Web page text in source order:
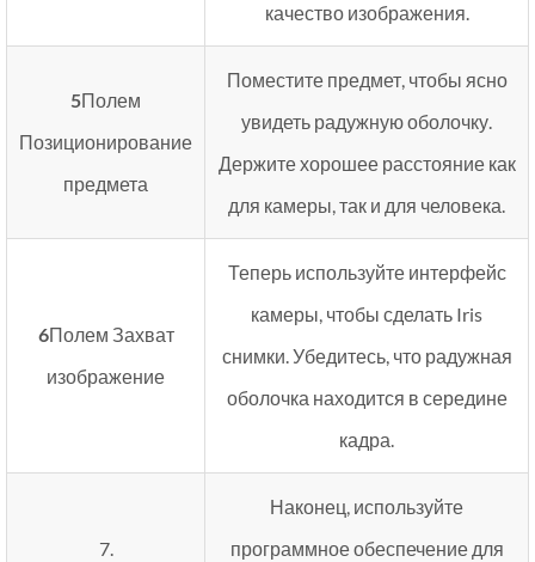
качество изображения.
5Полем
Позиционирование
предмета
Поместите предмет, чтобы ясно
увидеть радужную оболочку.
Держите хорошее расстояние как
для камеры, так и для человека.
6Полем Захват
изображение
Теперь используйте интерфейс
камеры, чтобы сделать Iris
снимки. Убедитесь, что радужная
оболочка находится в середине
кадра.
7.
Наконец, используйте
программное обеспечение для